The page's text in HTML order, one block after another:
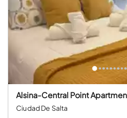
Alsina-Central Point
Ciudad De Salta